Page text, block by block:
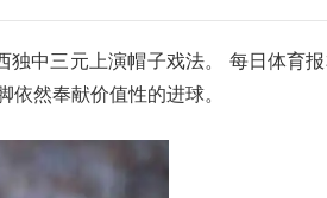
中三元上演帽子戏法。 每日体育
然奉献价值性的进球。